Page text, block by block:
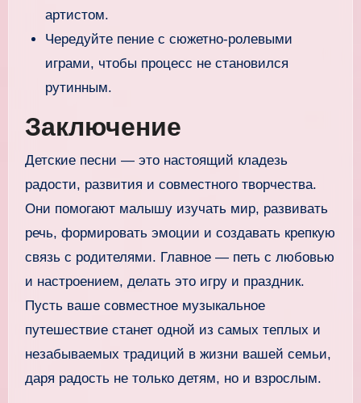
артистом.
Чередуйте пение с сюжетно-ролевыми
играми, чтобы процесс не становился
рутинным.
Заключение
Детские песни — это настоящий кладезь
радости, развития и совместного творчества.
Они помогают малышу изучать мир, развивать
речь, формировать эмоции и создавать крепкую
связь с родителями. Главное — петь с любовью
и настроением, делать это игру и праздник.
Пусть ваше совместное музыкальное
путешествие станет одной из самых теплых и
незабываемых традиций в жизни вашей семьи,
даря радость не только детям, но и взрослым.